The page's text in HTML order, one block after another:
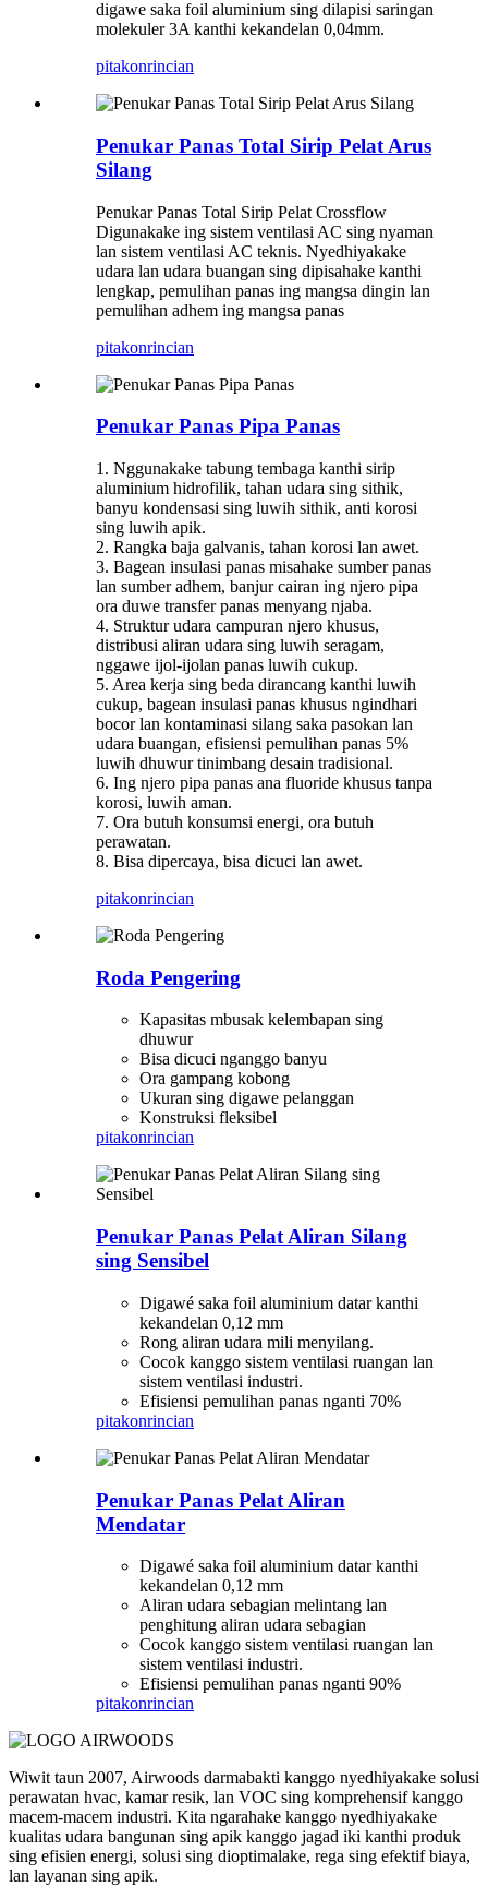
digawe saka foil aluminium sing dilapisi saringan
molekuler 3A kanthi kekandelan 0,04mm.
pitakonrincian
Penukar Panas Total Sirip Pelat Arus
Silang
Penukar Panas Total Sirip Pelat Crossflow
Digunakake ing sistem ventilasi AC sing nyaman
lan sistem ventilasi AC teknis. Nyedhiyakake
udara lan udara buangan sing dipisahake kanthi
lengkap, pemulihan panas ing mangsa dingin lan
pemulihan adhem ing mangsa panas
pitakonrincian
Penukar Panas Pipa Panas
1. Nggunakake tabung tembaga kanthi sirip
aluminium hidrofilik, tahan udara sing sithik,
banyu kondensasi sing luwih sithik, anti korosi
sing luwih apik.
2. Rangka baja galvanis, tahan korosi lan awet.
3. Bagean insulasi panas misahake sumber panas
lan sumber adhem, banjur cairan ing njero pipa
ora duwe transfer panas menyang njaba.
4. Struktur udara campuran njero khusus,
distribusi aliran udara sing luwih seragam,
nggawe ijol-ijolan panas luwih cukup.
5. Area kerja sing beda dirancang kanthi luwih
cukup, bagean insulasi panas khusus ngindhari
bocor lan kontaminasi silang saka pasokan lan
udara buangan, efisiensi pemulihan panas 5%
luwih dhuwur tinimbang desain tradisional.
6. Ing njero pipa panas ana fluoride khusus tanpa
korosi, luwih aman.
7. Ora butuh konsumsi energi, ora butuh
perawatan.
8. Bisa dipercaya, bisa dicuci lan awet.
pitakonrincian
Roda Pengering
Kapasitas mbusak kelembapan sing
dhuwur
Bisa dicuci nganggo banyu
Ora gampang kobong
Ukuran sing digawe pelanggan
Konstruksi fleksibel
pitakonrincian
Penukar Panas Pelat Aliran Silang
sing Sensibel
Digawé saka foil aluminium datar kanthi
kekandelan 0,12 mm
Rong aliran udara mili menyilang.
Cocok kanggo sistem ventilasi ruangan lan
sistem ventilasi industri.
Efisiensi pemulihan panas nganti 70%
pitakonrincian
Penukar Panas Pelat Aliran
Mendatar
Digawé saka foil aluminium datar kanthi
kekandelan 0,12 mm
Aliran udara sebagian melintang lan
penghitung aliran udara sebagian
Cocok kanggo sistem ventilasi ruangan lan
sistem ventilasi industri.
Efisiensi pemulihan panas nganti 90%
pitakonrincian
Wiwit taun 2007, Airwoods darmabakti kanggo nyedhiyakake solusi
perawatan hvac, kamar resik, lan VOC sing komprehensif kanggo
macem-macem industri. Kita ngarahake kanggo nyedhiyakake
kualitas udara bangunan sing apik kanggo jagad iki kanthi produk
sing efisien energi, solusi sing dioptimalake, rega sing efektif biaya,
lan layanan sing apik.